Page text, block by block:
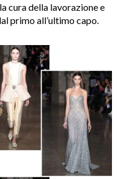
cura della lavorazione e
primo all’ultimo capo.